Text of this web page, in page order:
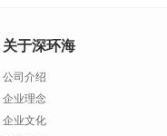
关于深环海
公司介绍
企业理念
企业文化